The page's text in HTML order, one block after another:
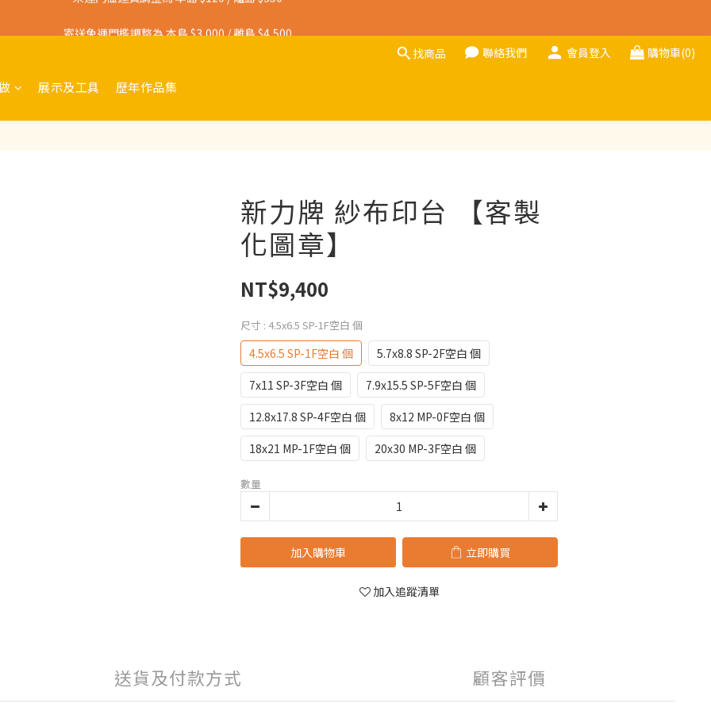
寄送免運門檻調整為 本島 $3,000 / 離島 $4,500
找商品 聯絡我們 會員登入 購物車(0)
展示及工具 歷年作品集
新力牌 紗布印台 【客製
化圖章】
NT$9,400
尺寸 : 4.5x6.5 SP-1F空白 個
4.5x6.5 SP-1F空白 個
5.7x8.8 SP-2F空白 個
7x11 SP-3F空白 個
7.9x15.5 SP-5F空白 個
12.8x17.8 SP-4F空白 個
8x12 MP-0F空白 個
18x21 MP-1F空白 個
20x30 MP-3F空白 個
數量
加入購物車 立即購買
加入追蹤清單
送貨及付款方式 顧客評價